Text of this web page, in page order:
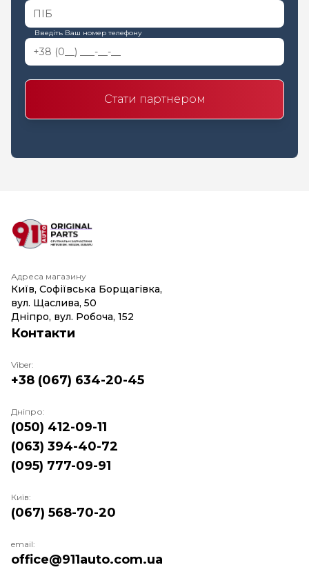
Введіть Ваш номер телефону
Стати партнером
Адреса магазину
Київ, Софіївська Борщагівка,
вул. Щаслива, 50
Дніпро, вул. Робоча, 152
Контакти
Viber:
+38 (067) 634-20-45
Дніпро:
(050) 412-09-11
(063) 394-40-72
(095) 777-09-91
Київ:
(067) 568-70-20
email:
office@911auto.com.ua